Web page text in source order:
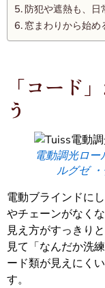
防犯や遮熱も、日
窓まわりから始め
「コード
う
電動調光ロ
ルグゼ
電動ブラインドに
やチェーンがなく
見え方がすっきり
見て「なんだか洗
ード類が見えにく
す。